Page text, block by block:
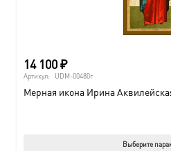
14 100₽
Артикул: UDM-00480r
Мерная икона Ирина
Выберите